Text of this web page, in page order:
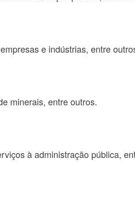
e indústrias, entre
minerais, entre outros.
à administração pública,